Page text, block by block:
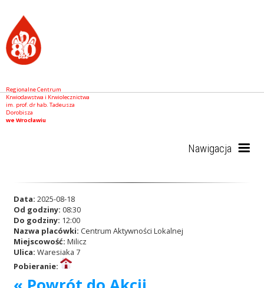
Regionalne Centrum
Krwiodawstwa i Krwiolecznictwa
im. prof. dr hab. Tadeusza
Dorobisza
we Wrocławiu
Nawigacja
RCKiK
Data: 2025-08-18
Od godziny: 08:30
Do godziny: 12:00
Nazwa placówki: Centrum Aktywności Lokalnej
Miejscowość: Milicz
Ulica: Waresiaka 7
Pobieranie: